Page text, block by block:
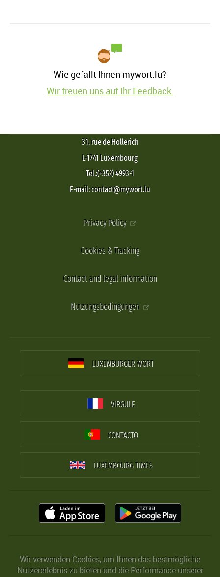
Wie gefällt Ihnen mywort.lu?
Wir freuen uns auf Ihr Feedback.
31, rue de Hollerich
L-1741 Luxembourg
Tel.:(+352) 4993-1
E-mail: contact@mywort.lu
Privacy Policy
Cookies & Tracking
Contact and legal information
Nutzungsbedingungen
LUXEMBURGER WORT
VIRGULE
CONTACTO
LUXEMBOURG TIMES
Wir verwenden Cookies, um Ihnen das bestmögliche
Nutzererlebnis zu bieten und die Performance unserer